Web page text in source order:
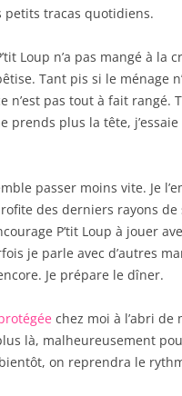
petits tracas quotidiens.
Loup n’a pas mangé à la
Tant pis si le ménage
n’est pas tout à fait rangé.
prends plus la tête, j’essaie
passer moins vite. Je
des derniers rayons de
P’tit Loup à jouer
je parle avec d’autres
Je prépare le dîner.
chez moi à l’abri de
là, malheureusement
on reprendra le